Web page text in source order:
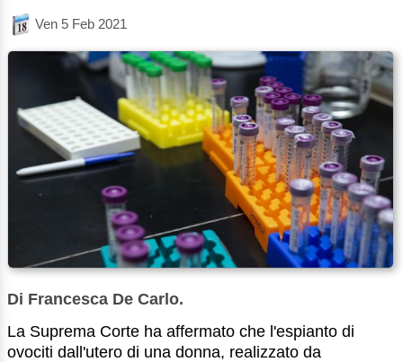
Ven 5 Feb 2021
Di Francesca De Carlo.
La Suprema Corte ha affermato che l'espianto di
ovociti dall'utero di una donna, realizzato da